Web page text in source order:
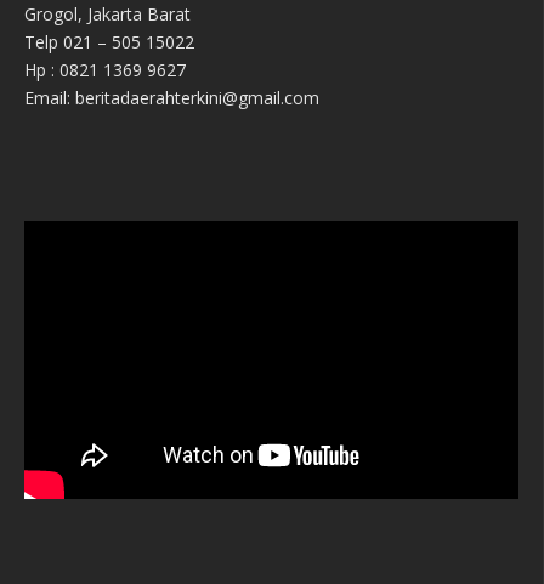
Grogol, Jakarta Barat
Telp 021 – 505 15022
Hp : 0821 1369 9627
Email: beritadaerahterkini@gmail.com